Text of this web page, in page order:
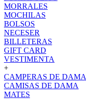
MORRALES
MOCHILAS
BOLSOS
NECESER
BILLETERAS
GIFT CARD
VESTIMENTA
+
CAMPERAS DE DAMA
CAMISAS DE DAMA
MATES